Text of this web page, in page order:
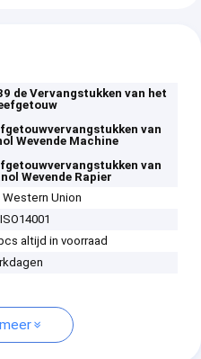
de Vervangstukken van het
van
Wevende Machine
van
Wevende Rapier
Union
altijd in voorraad